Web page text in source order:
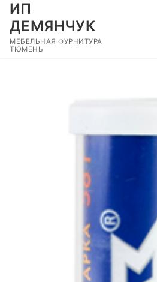
Перейти
содержимому
ИП
ДЕМЯНЧУК
МЕБЕЛЬНАЯ ФУРНИТУРА
ТЮМЕНЬ